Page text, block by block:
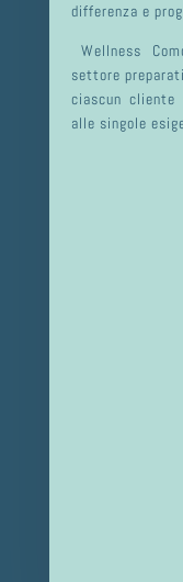
differenza e
Wellness
settore
ciascun cliente
alle singole